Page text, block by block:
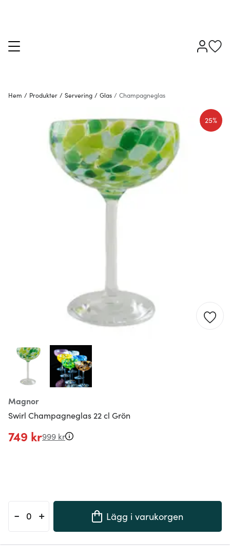
Hem / Produkter / Servering / Glas / Champagneglas
Magnor
Swirl Champagneglas 22 cl Grön
25%
749 kr999 kr
- + Lägg i varukorgen